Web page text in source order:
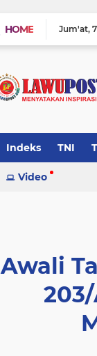
HOME
Jum'at
Indeks TNI
Video
Awali